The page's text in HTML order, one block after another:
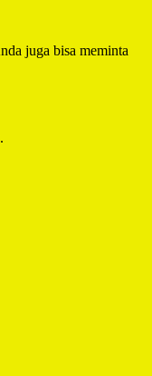
juga bisa meminta